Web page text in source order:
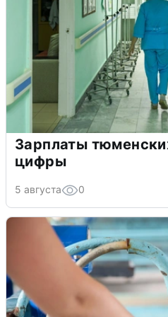
Зарплаты
цифры
5 августа 0